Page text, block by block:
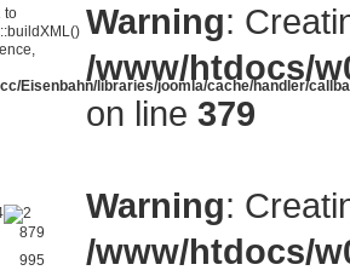
to
Eisenbahn/libraries/joomla/cache/handler/
879
995
Warning:
/www/htdocs/
on line 379
Warning:
/www/htdocs/